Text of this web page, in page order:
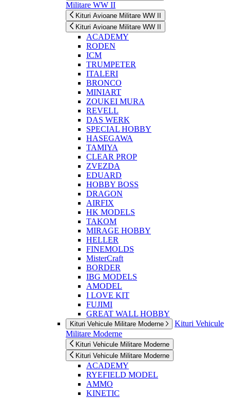
Militare WW II
Kituri Avioane Militare WW II
Kituri Avioane Militare WW II
ACADEMY
RODEN
ICM
TRUMPETER
ITALERI
BRONCO
MINIART
ZOUKEI MURA
REVELL
DAS WERK
SPECIAL HOBBY
HASEGAWA
TAMIYA
CLEAR PROP
ZVEZDA
EDUARD
HOBBY BOSS
DRAGON
AIRFIX
HK MODELS
TAKOM
MIRAGE HOBBY
HELLER
FINEMOLDS
MisterCraft
BORDER
IBG MODELS
AMODEL
I LOVE KIT
FUJIMI
GREAT WALL HOBBY
Kituri Vehicule Militare Moderne
Kituri Vehicule
Militare Moderne
Kituri Vehicule Militare Moderne
Kituri Vehicule Militare Moderne
ACADEMY
RYEFIELD MODEL
AMMO
KINETIC